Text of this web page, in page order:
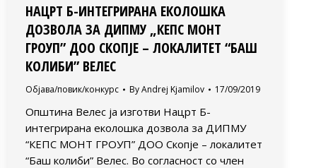
НАЦРТ Б-ИНТЕГРИРАНА ЕКОЛОШКА
ДОЗВОЛА ЗА ДИПМУ „КЕПС МОНТ
ГРОУП” ДОО СКОПЈЕ – ЛОКАЛИТЕТ “БАШ
КОЛИБИ” ВЕЛЕС
Објава/повик/конкурс ByAndrej Kjamilov 17/09/2019
Општина Велес ја изготви Нацрт Б-
интегрирана еколошка дозвола за ДИПМУ
“КЕПС МОНТ ГРОУП” ДОО Скопје – локалитет
“Баш колиби” Велес. Во согласност со член